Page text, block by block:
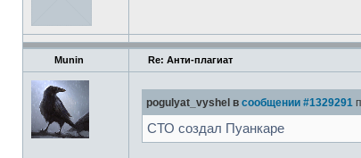
Munin Re: Анти-плагиат
pogulyat_vyshel в сообщении #1329291
СТО создал Пуанкаре